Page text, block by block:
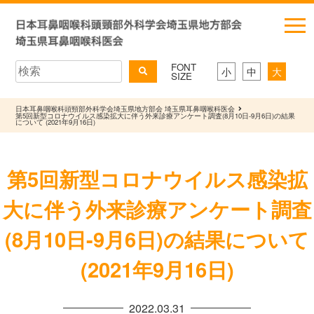
FONT
SIZE 小 中 大
日本耳鼻咽喉科頭頸部外科学会埼玉県地方部会 埼玉県耳鼻咽喉科医会
第5回新型コロナウイルス感染拡大に伴う外来診療アンケート調査(8月10日-9月6日)の結果
について (2021年9月16日)
第5回新型コロナウイルス感染拡
大に伴う外来診療アンケート調査
(8月10日-9月6日)の結果について
(2021年9月16日)
2022.03.31